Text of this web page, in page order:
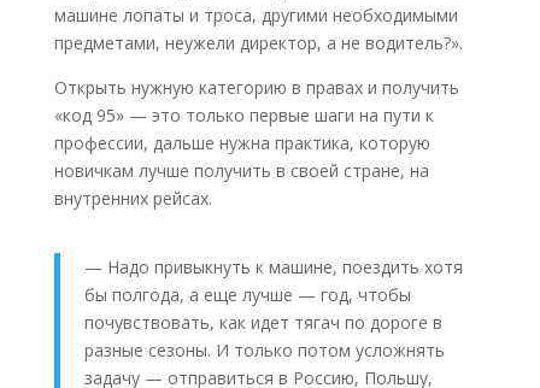
машине лопаты и троса, другими необходимыми
предметами, неужели директор, а не водитель?».
Открыть нужную категорию в правах и получить
«код 95» — это только первые шаги на пути к
профессии, дальше нужна практика, которую
новичкам лучше получить в своей стране, на
внутренних рейсах.
— Надо привыкнуть к машине, поездить хотя
бы полгода, а еще лучше — год, чтобы
почувствовать, как идет тягач по дороге в
разные сезоны. И только потом усложнять
задачу — отправиться в Россию, Польшу,